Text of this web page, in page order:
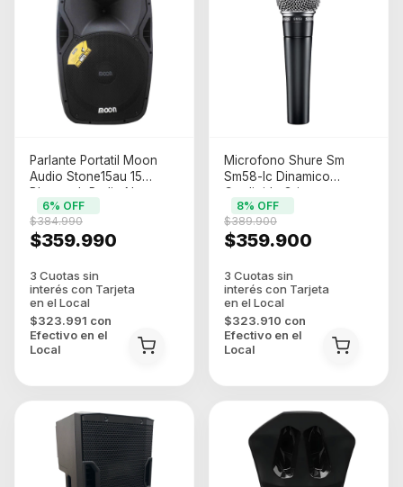
Parlante Portatil Moon
Audio Stone15au 15
Bluetooth Radio Negro
480w
$359.990
$384.990
6% OFF
$323.991 con
Efectivo en el
Local
Microfono Shure Sm
Sm58-lc Dinamico
Cardioide Gris
Oscuro/plateado
$359.900
$389.900
8% OFF
$323.910 con
Efectivo en el
Local